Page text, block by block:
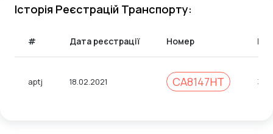
Історія Реєстрацій Транспорту:
# Дата реєстрації Номер
aptj 18.02.2021 CA8147HT 308